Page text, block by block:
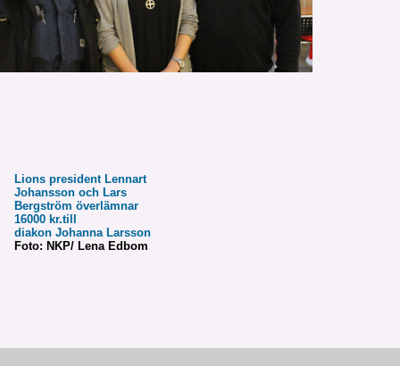
Lions president Lennart
Johansson och Lars
Bergström överlämnar
16000 kr.till
diakon Johanna Larsson
Foto: NKP/ Lena Edbom